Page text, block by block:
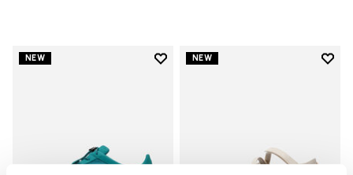
NEW
Add to wishlist
NEW
Add